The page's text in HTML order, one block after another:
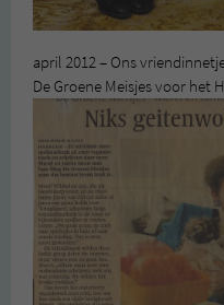
april 2012 – Ons
De Groene Meisjes voor het